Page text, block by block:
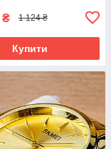
₴ 1 124 ₴
Купити